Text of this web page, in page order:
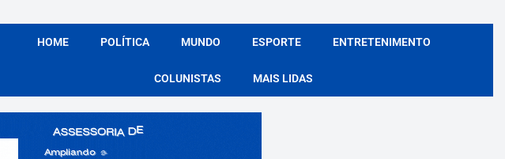
HOME POLÍTICA MUNDO ESPORTE ENTRETENIMENTO
COLUNISTAS MAIS LIDAS